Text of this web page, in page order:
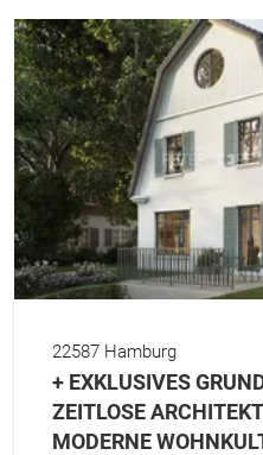
22587 Hamburg
+ EXKLUSIVES
ZEITLOSE
MODERNE